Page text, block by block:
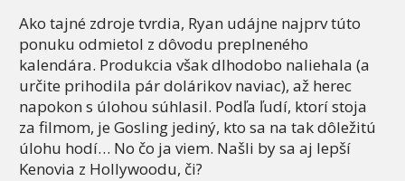
Ako tajné zdroje tvrdia, Ryan udájne najprv túto
ponuku odmietol z dôvodu preplneného
kalendára. Produkcia však dlhodobo naliehala (a
určite prihodila pár dolárikov naviac), až herec
napokon s úlohou súhlasil. Podľa ľudí, ktorí stoja
za filmom, je Gosling jediný, kto sa na tak dôležitú
úlohu hodí… No čo ja viem. Našli by sa aj lepší
Kenovia z Hollywoodu, či?